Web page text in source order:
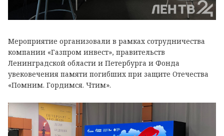
Мероприятие организовали в рамках сотрудничества
компании «Газпром инвест», правительств
Ленинградской области и Петербурга и Фонда
увековечения памяти погибших при защите Отечества
«Помним. Гордимся. Чтим».